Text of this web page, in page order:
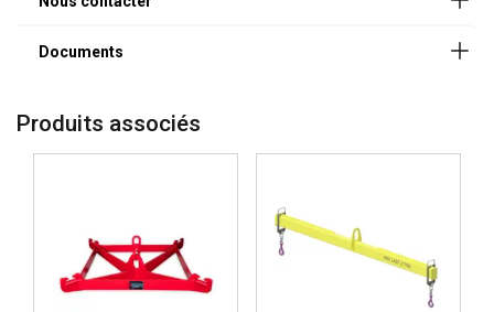
Entreprise
Téléphone
Produits associés